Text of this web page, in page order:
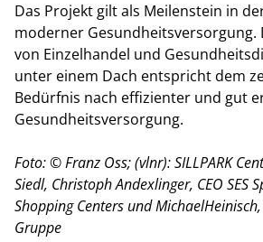
Das Projekt gilt als Meilenstein in
moderner Gesundheitsversorgung.
von Einzelhandel und
unter einem Dach entspricht dem
Bedürfnis nach effizienter und gut
Gesundheitsversorgung.
Foto: © Franz Oss; (vlnr): SILLPARK
Siedl, Christoph Andexlinger, CEO SES
Shopping Centers und
Gruppe